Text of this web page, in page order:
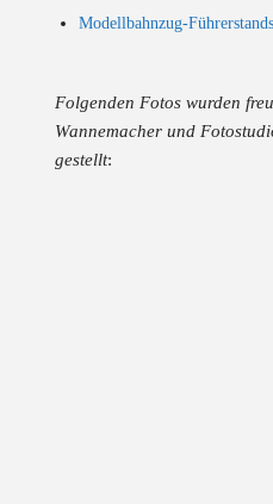
Modellbahnzug-
Folgenden Fotos wurden
Wannemacher und
gestellt: